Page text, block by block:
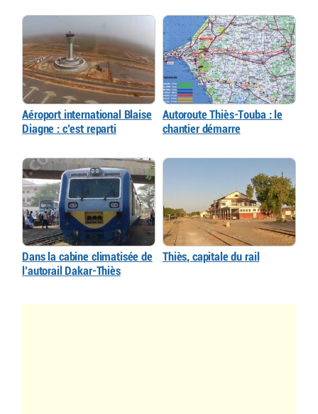
Aéroport international Blaise
Diagne : c’est reparti
Autoroute Thiès-Touba : le
chantier démarre
Dans la cabine climatisée de
l’autorail Dakar-Thiès
Thiès, capitale du rail